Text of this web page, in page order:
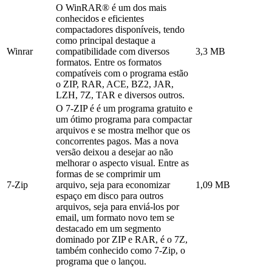
Winrar
O WinRAR® é um dos mais
conhecidos e eficientes
compactadores disponíveis, tendo
como principal destaque a
compatibilidade com diversos
formatos. Entre os formatos
compatíveis com o programa estão
o ZIP, RAR, ACE, BZ2, JAR,
LZH, 7Z, TAR e diversos outros.
3,3 MB
7-Zip
O 7-ZIP é é um programa gratuito e
um ótimo programa para compactar
arquivos e se mostra melhor que os
concorrentes pagos. Mas a nova
versão deixou a desejar ao não
melhorar o aspecto visual. Entre as
formas de se comprimir um
arquivo, seja para economizar
espaço em disco para outros
arquivos, seja para enviá-los por
email, um formato novo tem se
destacado em um segmento
dominado por ZIP e RAR, é o 7Z,
também conhecido como 7-Zip, o
programa que o lançou.
1,09 MB